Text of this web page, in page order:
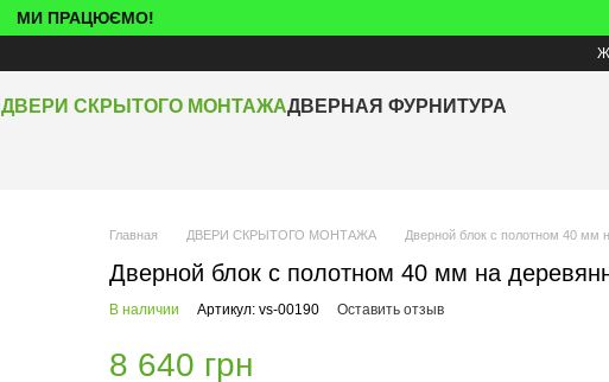
МИ ПРАЦЮЄМО!
ДВЕРИ СКРЫТОГО МОНТАЖАДВЕРНАЯ ФУРНИТУРА
Главная ДВЕРИ СКРЫТОГО МОНТАЖА Дверной блок с полотном 40 мм
Дверной блок с полотном 40 мм на
В наличии Артикул: vs-00190 Оставить отзыв
8 640 грн